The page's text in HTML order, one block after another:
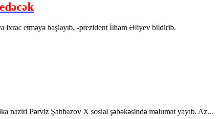
ixrac etməyə başlayıb, -prezident İlham Əliyev bildirib.
naziri Pərviz Şahbazov X sosial şəbəkəsində məlumat yayıb. Az...